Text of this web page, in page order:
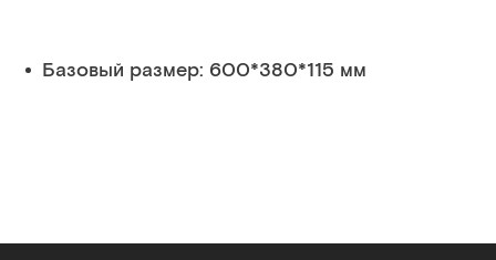
Базовый размер: 600*380*115 мм